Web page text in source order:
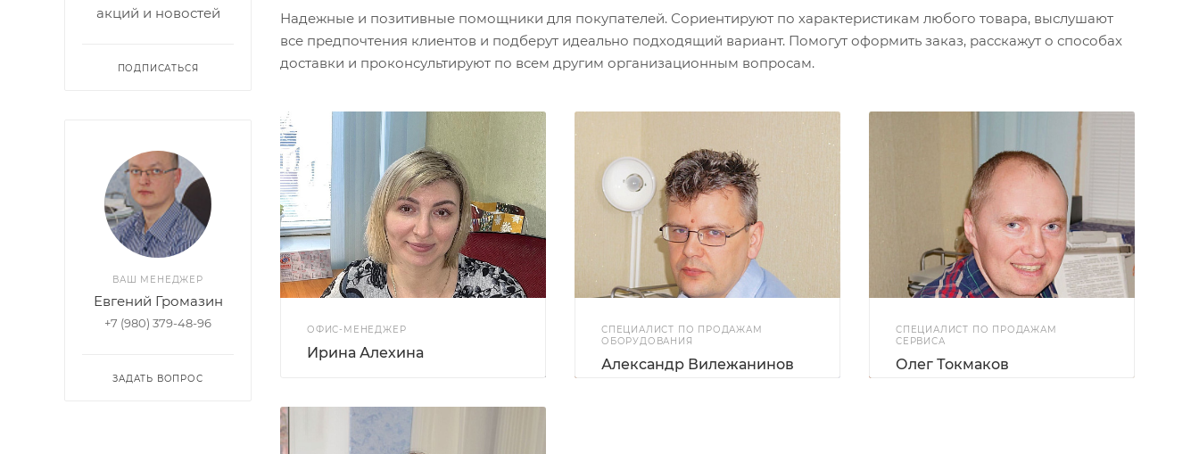
Надежные и позитивные помощники для покупателей. Сориентируют по характеристикам любого товара, выслушают
все предпочтения клиентов и подберут идеально подходящий вариант. Помогут оформить заказ, расскажут о способах
доставки и проконсультируют по всем другим организационным вопросам.
ОФИС-МЕНЕДЖЕР
Ирина Алехина
СПЕЦИАЛИСТ ПО ПРОДАЖАМ
ОБОРУДОВАНИЯ
Александр Вилежанинов
СПЕЦИАЛИСТ ПО ПРОДАЖАМ
СЕРВИСА
Олег Токмаков
акций и новостей
ПОДПИСАТЬСЯ
ВАШ МЕНЕДЖЕР
Евгений Громазин
+7 (980) 379-48-96
ЗАДАТЬ ВОПРОС